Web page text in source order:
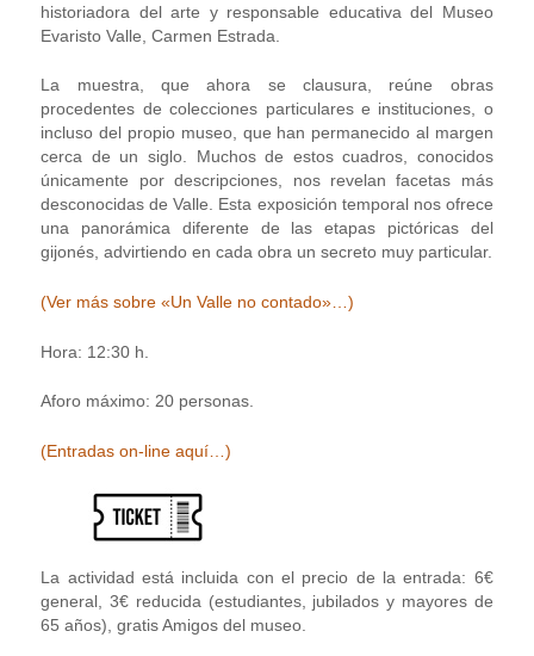
historiadora del arte y responsable educativa del Museo
Evaristo Valle, Carmen Estrada.
La muestra, que ahora se clausura, reúne obras
procedentes de colecciones particulares e instituciones, o
incluso del propio museo, que han permanecido al margen
cerca de un siglo. Muchos de estos cuadros, conocidos
únicamente por descripciones, nos revelan facetas más
desconocidas de Valle. Esta exposición temporal nos ofrece
una panorámica diferente de las etapas pictóricas del
gijonés, advirtiendo en cada obra un secreto muy particular.
(Ver más sobre «Un Valle no contado»…)
Hora: 12:30 h.
Aforo máximo: 20 personas.
(Entradas on-line aquí…)
La actividad está incluida con el precio de la entrada: 6€
general, 3€ reducida (estudiantes, jubilados y mayores de
65 años), gratis Amigos del museo.